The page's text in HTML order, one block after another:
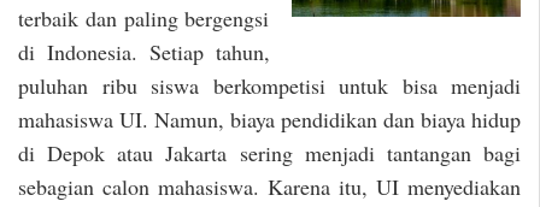
terbaik dan paling bergengsi
di Indonesia. Setiap tahun,
puluhan ribu siswa berkompetisi untuk bisa menjadi
mahasiswa UI. Namun, biaya pendidikan dan biaya hidup
di Depok atau Jakarta sering menjadi tantangan bagi
sebagian calon mahasiswa. Karena itu, UI menyediakan